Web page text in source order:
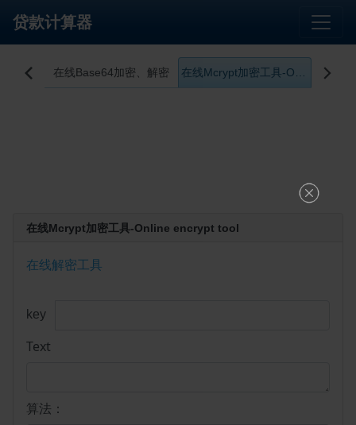
贷款计算器
 在线Base64加密、解密 
在线Mcrypt加密工具-Online encrypt tool
在线解密工具
key
Text
算法：